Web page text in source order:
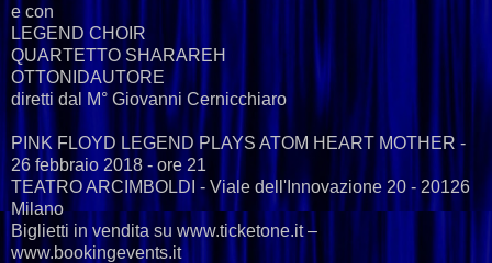
e con
LEGEND CHOIR
QUARTETTO SHARAREH
OTTONIDAUTORE
diretti dal M° Giovanni Cernicchiaro
PINK FLOYD LEGEND PLAYS ATOM HEART MOTHER -
26 febbraio 2018 - ore 21
TEATRO ARCIMBOLDI - Viale dell'Innovazione 20 - 20126
Milano
Biglietti in vendita su www.ticketone.it –
www.bookingevents.it